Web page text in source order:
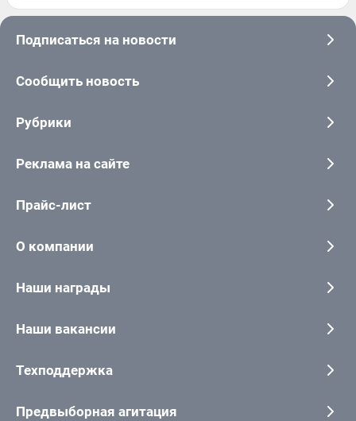
Подписаться на новости
Сообщить новость
Рубрики
Реклама на сайте
Прайс-лист
О компании
Наши награды
Наши вакансии
Техподдержка
Предвыборная агитация